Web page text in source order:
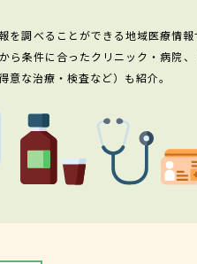
調べることができる地域医療情報
条件に合ったクリニック・病院、
な治療・検査など）も紹介。